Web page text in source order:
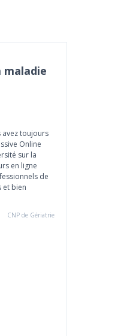
maladie
avez toujours
Online
sur la
en ligne
de
et bien
CNP de Gériatrie